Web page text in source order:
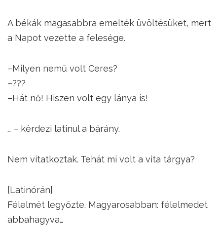
A békák magasabbra emelték üvöltésüket, mert
a Napot vezette a felesége.
–Milyen nemű volt Ceres?
–???
–Hát nő! Hiszen volt egy lánya is!
… – kérdezi latinul a bárány.
Nem vitatkoztak. Tehát mi volt a vita tárgya?
[Latinórán]
Félelmét legyőzte. Magyarosabban: félelmedet
abbahagyva…